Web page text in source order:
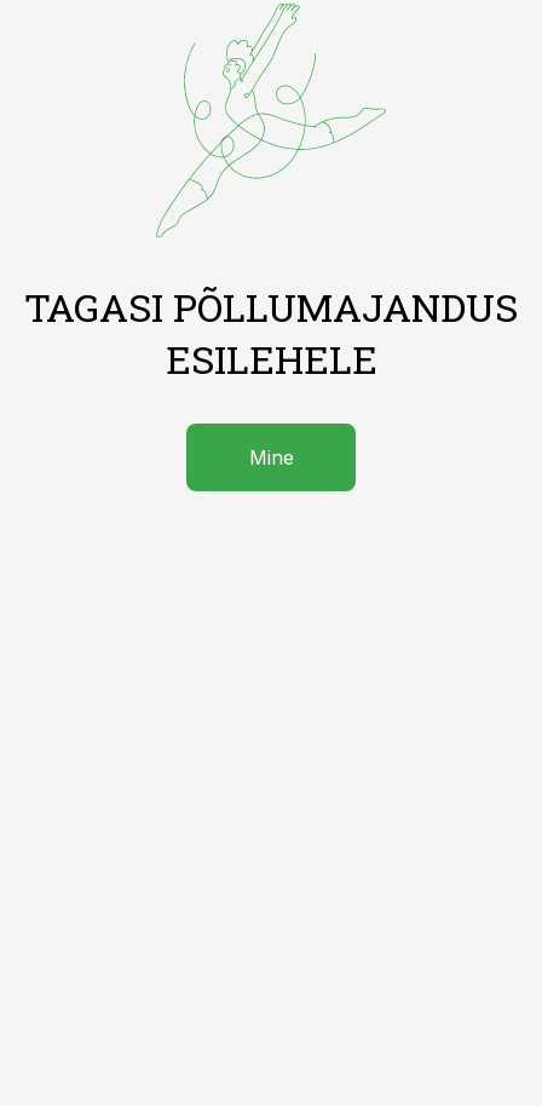
TAGASI PÕLLUMAJANDUS
ESILEHELE
Mine